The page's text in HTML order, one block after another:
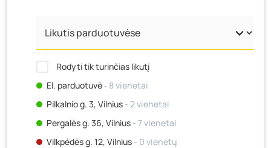
Rodyti tik turinčias likutį
El. parduotuvė‐ 8 vienetai
Pilkalnio g. 3, Vilnius - 2 vienetai
Pergalės g. 36, Vilnius - 7 vienetai
Vilkpėdės g. 12, Vilnius - 0 vienetų